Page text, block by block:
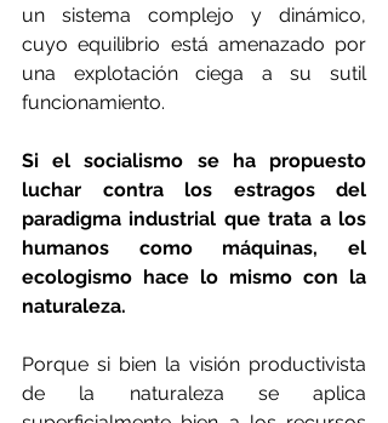
un sistema complejo y dinámico,
cuyo equilibrio está amenazado por
una explotación ciega a su sutil
funcionamiento.
Si el socialismo se ha propuesto
luchar contra los estragos del
paradigma industrial que trata a los
humanos como máquinas, el
ecologismo hace lo mismo con la
naturaleza.
Porque si bien la visión productivista
de la naturaleza se aplica